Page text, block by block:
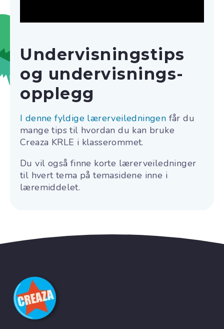
Undervisnings­tips
og undervisnings­
opplegg
I denne fyldige lærerveiledningen får du
mange tips til hvordan du kan bruke
Creaza KRLE i klasserommet.
Du vil også finne korte lærerveiledninger
til hvert tema på temasidene inne i
læremiddelet.